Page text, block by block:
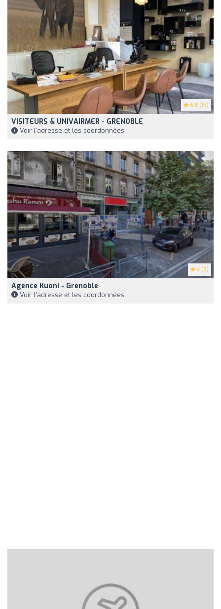
4.8 (18)
VISITEURS & UNIVAIRMER - GRENOBLE
Voir l'adresse et les coordonnées
4 (9)
Agence Kuoni - Grenoble
Voir l'adresse et les coordonnées